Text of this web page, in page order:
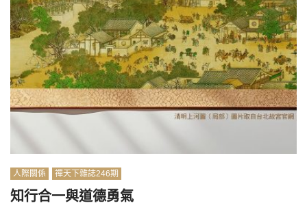
人際關係 禪天下雜誌246期
知行合一與道德勇氣